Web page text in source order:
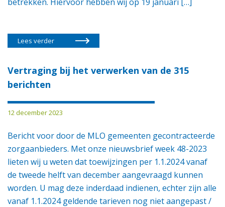
Lees verder
Vertraging bij het verwerken van de 315
berichten
12 december 2023
Bericht voor door de MLO gemeenten gecontracteerde
zorgaanbieders. Met onze nieuwsbrief week 48-2023
lieten wij u weten dat toewijzingen per 1.1.2024 vanaf
de tweede helft van december aangevraagd kunnen
worden. U mag deze inderdaad indienen, echter zijn alle
vanaf 1.1.2024 geldende tarieven nog niet aangepast /